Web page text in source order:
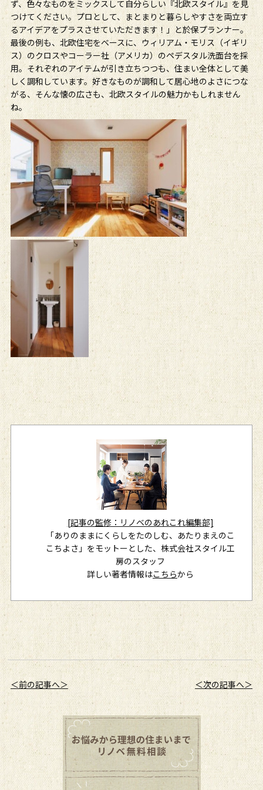
ず、色々なものをミックスして自分らしい『北欧スタイル』を見
つけてください。プロとして、まとまりと暮らしやすさを両立す
るアイデアをプラスさせていただきます！」と於保プランナー。
最後の例も、北欧住宅をベースに、ウィリアム・モリス（イギリ
ス）のクロスやコーラー社（アメリカ）のペデスタル洗面台を採
用。それぞれのアイテムが引き立ちつつも、住まい全体として美
しく調和しています。好きなものが調和して居心地のよさにつな
がる、そんな懐の広さも、北欧スタイルの魅力かもしれません
ね。
[記事の監修：リノベのあれこれ編集部]
「ありのままにくらしをたのしむ、あたりまえのこ
こちよさ」をモットーとした、株式会社スタイル工
房のスタッフ
詳しい著者情報はこちらから
＜前の記事へ＞ ＜次の記事へ＞